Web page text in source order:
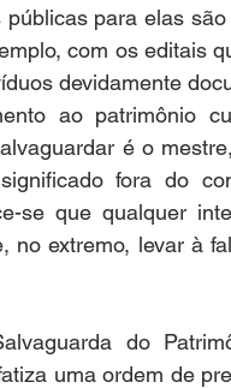
para elas
com os editais
devidamente
ao patrimônio
é o
fora do
se que qualquer
extremo, levar à
do
uma ordem de